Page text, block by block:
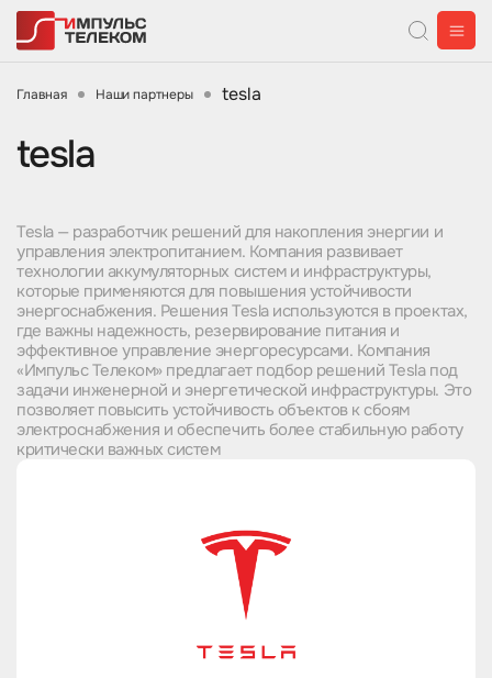
Главная Наши партнеры tesla
tesla
Tesla — разработчик решений для накопления энергии и
управления электропитанием. Компания развивает
технологии аккумуляторных систем и инфраструктуры,
которые применяются для повышения устойчивости
энергоснабжения. Решения Tesla используются в проектах,
где важны надежность, резервирование питания и
эффективное управление энергоресурсами. Компания
«Импульс Телеком» предлагает подбор решений Tesla под
задачи инженерной и энергетической инфраструктуры. Это
позволяет повысить устойчивость объектов к сбоям
электроснабжения и обеспечить более стабильную работу
критически важных систем